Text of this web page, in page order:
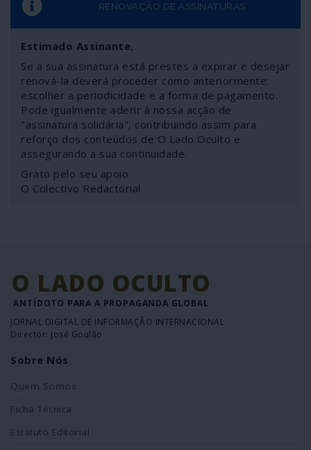
RENOVAÇÃO DE ASSINATURAS
Estimado Assinante,
Se a sua assinatura está prestes a expirar e desejar
renová-la deverá proceder como anteriormente:
escolher a periodicidade e a forma de pagamento.
Pode igualmente aderir à nossa acção de
"assinatura solidária", contribuindo assim para
reforço dos conteúdos de O Lado Oculto e
assegurando a sua continuidade.
Grato pelo seu apoio
O Colectivo Redactorial
O LADO OCULTO
ANTÍDOTO PARA A PROPAGANDA GLOBAL
JORNAL DIGITAL DE INFORMAÇÃO INTERNACIONAL
Director: José Goulão
Sobre Nós
Quem Somos
Ficha Técnica
Estatuto Editorial